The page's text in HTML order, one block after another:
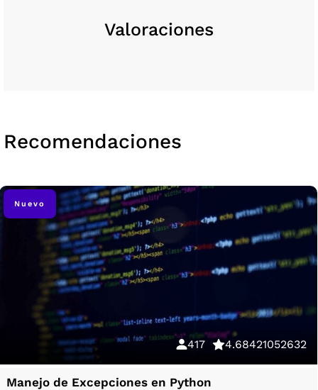
Valoraciones
Recomendaciones
Nuevo
417 4.68421052632
Manejo de Excepciones en Python